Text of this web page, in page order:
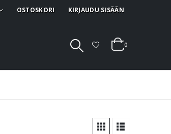
OSTOSKORI KIRJAUDU SISÄÄN
0